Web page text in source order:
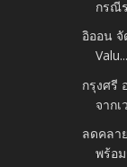
กรณี
อิออน
Valu...
กรุงศรี
จากเ
ลดคลา
พร้อ